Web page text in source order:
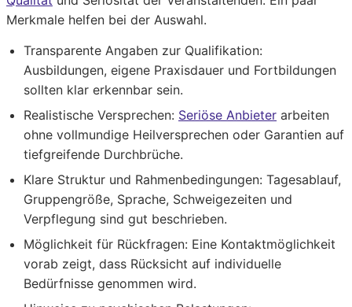
Merkmale helfen bei der Auswahl.
Transparente Angaben zur Qualifikation:
Ausbildungen, eigene Praxisdauer und Fortbildungen
sollten klar erkennbar sein.
Realistische Versprechen: Seriöse Anbieter arbeiten
ohne vollmundige Heilversprechen oder Garantien auf
tiefgreifende Durchbrüche.
Klare Struktur und Rahmenbedingungen: Tagesablauf,
Gruppengröße, Sprache, Schweigezeiten und
Verpflegung sind gut beschrieben.
Möglichkeit für Rückfragen: Eine Kontaktmöglichkeit
vorab zeigt, dass Rücksicht auf individuelle
Bedürfnisse genommen wird.